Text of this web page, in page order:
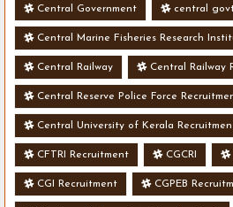
Central Government central
Central Marine Fisheries Research
Central Railway Central Railway
Central Reserve Police Force
Central University of Kerala
CFTRI Recruitment CGCRI
CGI Recruitment CGPEB